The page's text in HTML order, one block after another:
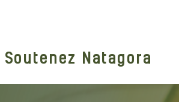
Soutenez Natagora